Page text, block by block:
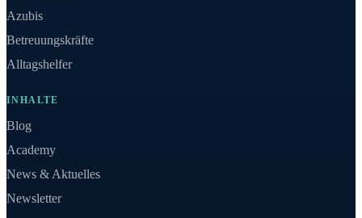
Azubis
Betreuungskräfte
Alltagshelfer
INHALTE
Blog
Academy
News & Aktuelles
Newsletter